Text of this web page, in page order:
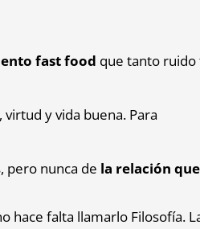
fast food que tanto ruido
y vida buena. Para
pero nunca de la relación que
hace falta llamarlo Filosofía.